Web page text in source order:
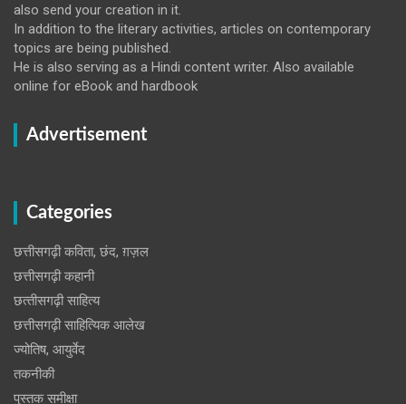
also send your creation in it.
In addition to the literary activities, articles on contemporary
topics are being published.
He is also serving as a Hindi content writer. Also available
online for eBook and hardbook
Advertisement
Categories
छत्तीसगढ़ी कविता, छंद, ग़ज़ल
छत्तीसगढ़ी कहानी
छत्‍तीसगढ़ी साहित्‍य
छत्तीसगढ़ी साहित्यिक आलेख
ज्योतिष, आयुर्वेद
तकनीकी
पुस्‍तक समीक्षा